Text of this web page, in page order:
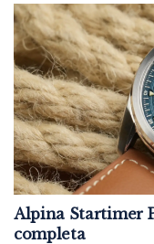
Alpina Startimer
completa